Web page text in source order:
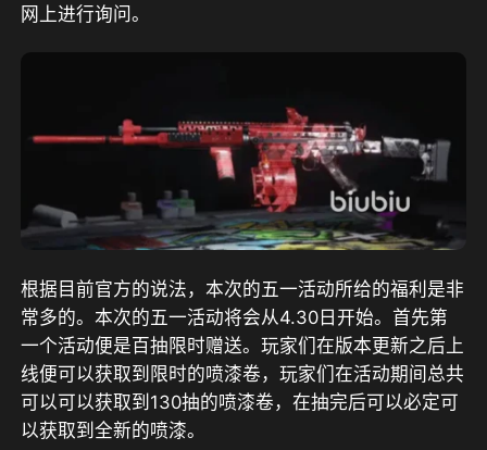
网上进行询问。
根据目前官方的说法，本次的五一活动所给的福利是非
常多的。本次的五一活动将会从4.30日开始。首先第
一个活动便是百抽限时赠送。玩家们在版本更新之后上
线便可以获取到限时的喷漆卷，玩家们在活动期间总共
可以可以获取到130抽的喷漆卷，在抽完后可以必定可
以获取到全新的喷漆。